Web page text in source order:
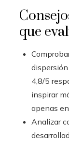
que
4,8/5
inspirar
apenas
Analizar